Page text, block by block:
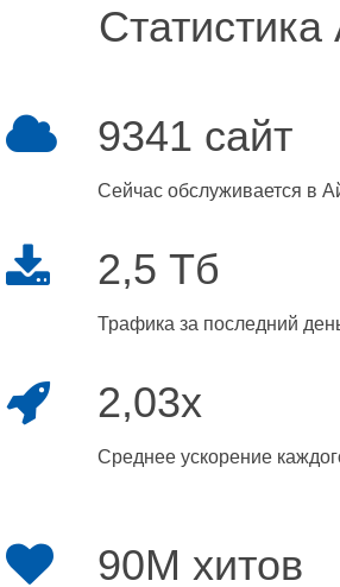
Статистика
9341 сайт
Сейчас обслуживается в
2,5 Тб
Трафика за последний
2,03x
Среднее ускорение
90M хитов